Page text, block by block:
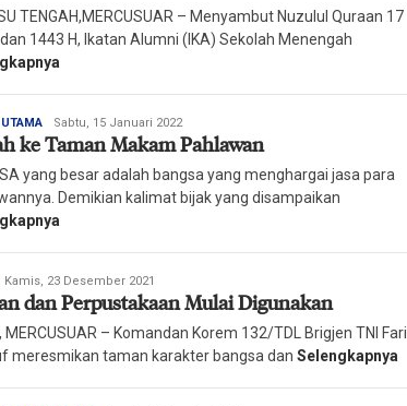
TENGAH,MERCUSUAR – Menyambut Nuzulul Quraan 17
1443 H, Ikatan Alumni (IKA) Sekolah Menengah
UTAMARedaksi
Harian
Mercusuar
Sabtu, 15 Januari 2022
ke Taman Makam Pahlawan
yang besar adalah bangsa yang menghargai jasa para
Demikian kalimat bijak yang disampaikan
Kamis, 23 Desember 2021
dan Perpustakaan Mulai Digunakan
MERCUSUAR – Komandan Korem 132/TDL Brigjen TNI
meresmikan taman karakter bangsa dan Selengkapnya